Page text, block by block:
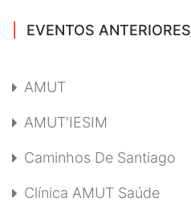
EVENTOS ANTERIORES
AMUT
AMUT'IESIM
Caminhos De Santiago
Clínica AMUT Saúde